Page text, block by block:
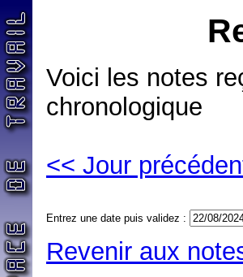
Voici les notes
chronologique
<< Jour
Entrez une date puis validez :
Revenir aux